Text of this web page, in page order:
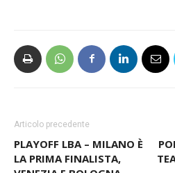
PLAYOFF LBA – MILANO È
LA PRIMA FINALISTA,
VENEZIA E BOLOGNA